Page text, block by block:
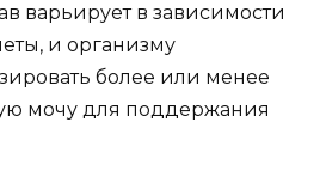
варьирует в зависимости
и организму
более или менее
мочу для поддержания